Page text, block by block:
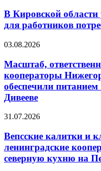
В Кировской области
для работников
03.08.2026
Масштаб,
кооператоры
обеспечили
Дивееве
31.07.2026
Вепсские калитки и
ленинградские
северную кухню на